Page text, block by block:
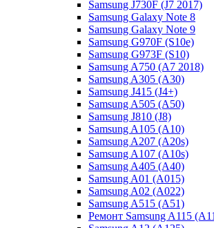
Samsung J730F (J7 2017)
Samsung Galaxy Note 8
Samsung Galaxy Note 9
Samsung G970F (S10e)
Samsung G973F (S10)
Samsung A750 (A7 2018)
Samsung A305 (A30)
Samsung J415 (J4+)
Samsung A505 (A50)
Samsung J810 (J8)
Samsung A105 (A10)
Samsung A207 (A20s)
Samsung A107 (A10s)
Samsung A405 (A40)
Samsung A01 (A015)
Samsung A02 (A022)
Samsung A515 (A51)
Ремонт Samsung A115